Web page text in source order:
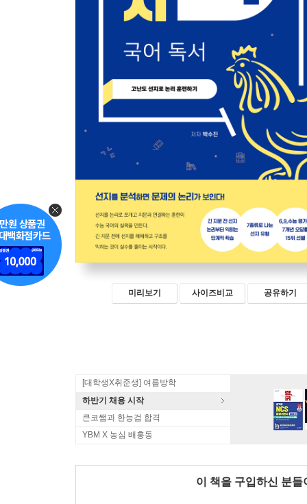
미리보기 사이즈비교 공유하기
[대학생X취준생] 여름방학
하반기 채용 시작
큰코쌤과 한능검 합격
YBM X 농심 배홍동
이 책을 구입하신 분